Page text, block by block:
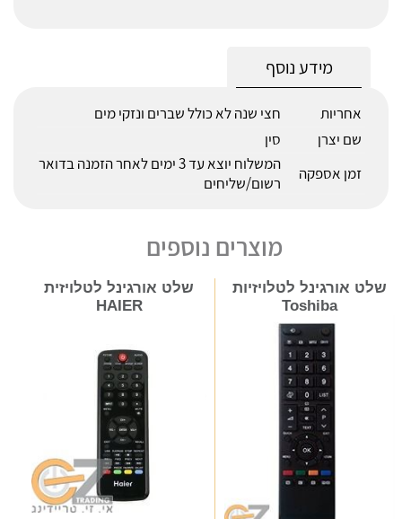
מידע נוסף
אחריות
חצי שנה לא כולל שברים ונזקי מים
שם יצרן
סין
זמן אספקה
המשלוח יוצא עד 3 ימים לאחר הזמנה בדואר
רשום/שליחים
מוצרים נוספים
שלט אורגינל לטלויזיות
Toshiba
שלט אורגינל לטלויזית
HAIER